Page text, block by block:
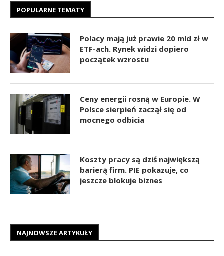
POPULARNE TEMATY
Polacy mają już prawie 20 mld zł w
ETF-ach. Rynek widzi dopiero
początek wzrostu
Ceny energii rosną w Europie. W
Polsce sierpień zaczął się od
mocnego odbicia
Koszty pracy są dziś największą
barierą firm. PIE pokazuje, co
jeszcze blokuje biznes
NAJNOWSZE ARTYKUŁY